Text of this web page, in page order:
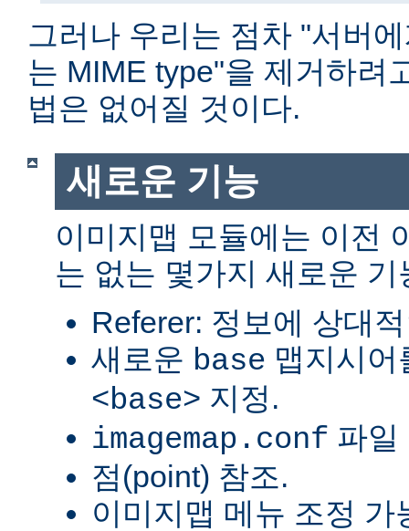
그러나 우리는 점차 "서버
는 MIME type"을 제거하려
법은 없어질 것이다.
새로운 기능
이미지맵 모듈에는 이전
는 없는 몇가지 새로운 기
Referer: 정보에 상대
새로운 base 맵지시어
<base> 지정.
imagemap.conf 파일
점(point) 참조.
이미지맵 메뉴 조정 가